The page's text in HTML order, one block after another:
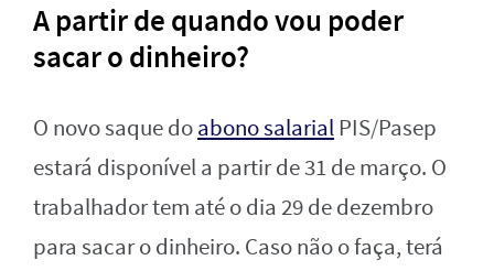
A partir de quando vou poder
sacar o dinheiro?
O novo saque doabono salarial PIS/Pasep
estará disponível a partir de 31 de março. O
trabalhador tem até o dia 29 de dezembro
para sacar o dinheiro. Caso não o faça, terá